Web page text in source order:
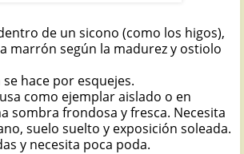
de un sicono (como los higos),
marrón según la madurez y ostiolo
se hace por esquejes.
como ejemplar aislado o en
sombra frondosa y fresca. Necesita
suelo suelto y exposición soleada.
y necesita poca poda.